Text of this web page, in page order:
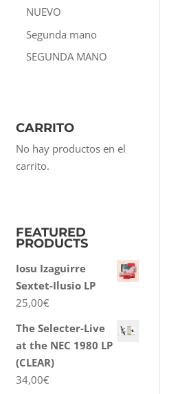
NUEVO
Segunda mano
SEGUNDA MANO
CARRITO
No hay productos en el
carrito.
FEATURED
PRODUCTS
Iosu Izaguirre
Sextet-Ilusio LP
25,00€
The Selecter-Live
at the NEC 1980 LP
(CLEAR)
34,00€